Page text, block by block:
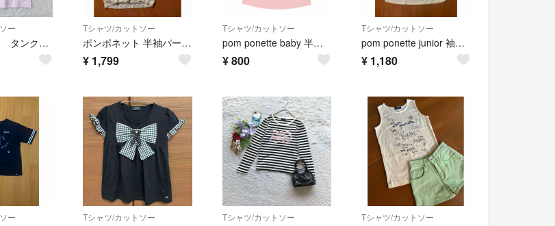
ー
ポンポネット タンクトップ 薄パープル 170cm
Tシャツ/カットソー
ポンポネット 半袖パーカー フード付き トップス ポーチ付き 女の子
¥ 1,799
Tシャツ/カットソー
pom ponette baby 半袖カットソー ピンク 80cm
¥800
Tシャツ/カットソー
pom ponette junior 袖リボン Tシャツ 150
¥ 1,180
ー Tシャツ/カットソー Tシャツ/カットソー Tシャツ/カットソー